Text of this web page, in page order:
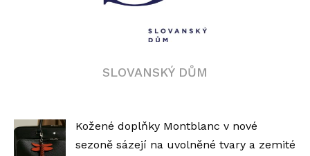
SLOVANSKÝ DŮM
Kožené doplňky Montblanc v nové
sezoně sázejí na uvolněné tvary a zemité